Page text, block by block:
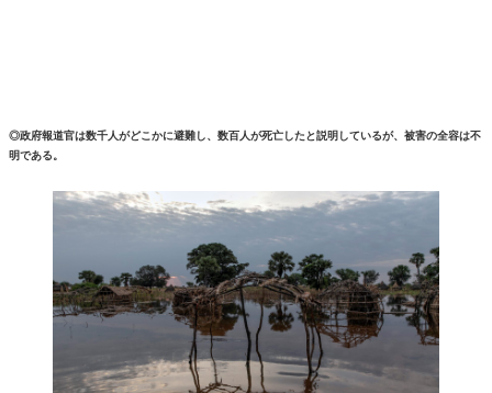
◎政府報道官は数千人がどこかに避難し、数百人が死亡したと説明しているが、被害の全容は不
明である。